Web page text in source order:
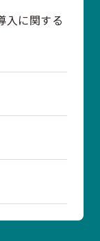
入に関する